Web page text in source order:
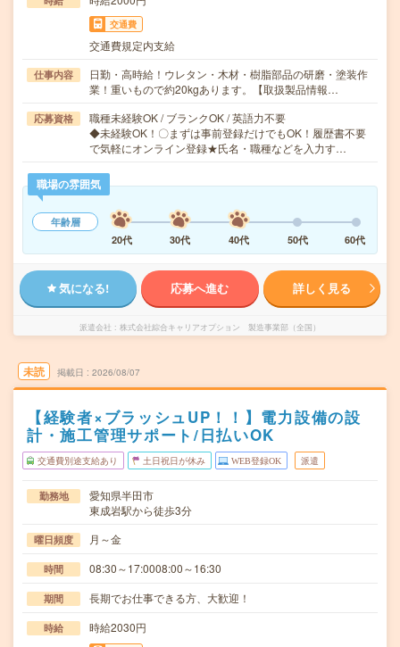
交通費
交通費規定内支給
仕事内容
日勤・高時給！ウレタン・木材・樹脂部品の研磨・塗装作
業！重いもので約20kgあります。【取扱製品情報…
応募資格
職種未経験OK / ブランクOK / 英語力不要
◆未経験OK！〇まずは事前登録だけでもOK！履歴書不要
で気軽にオンライン登録★氏名・職種などを入力す…
職場の雰囲気
年齢層
20代
30代 40代 50代 60代
気になる! 応募へ進む 詳しく見る
派遣会社 株式会社綜合キャリアオプション 製造事業部（全国）
未読 掲載日 2026/08/07
【経験者×ブラッシュUP！！】電力設備の設
計・施工管理サポート/日払いOK
交通費別途支給あり 土日祝日が休み WEB登録OK 派遣
勤務地
愛知県半田市
東成岩駅から徒歩3分
曜日頻度 月～金
時間 08:30～17:0008:00～16:30
期間 長期でお仕事できる方、大歓迎！
時給 時給2030円